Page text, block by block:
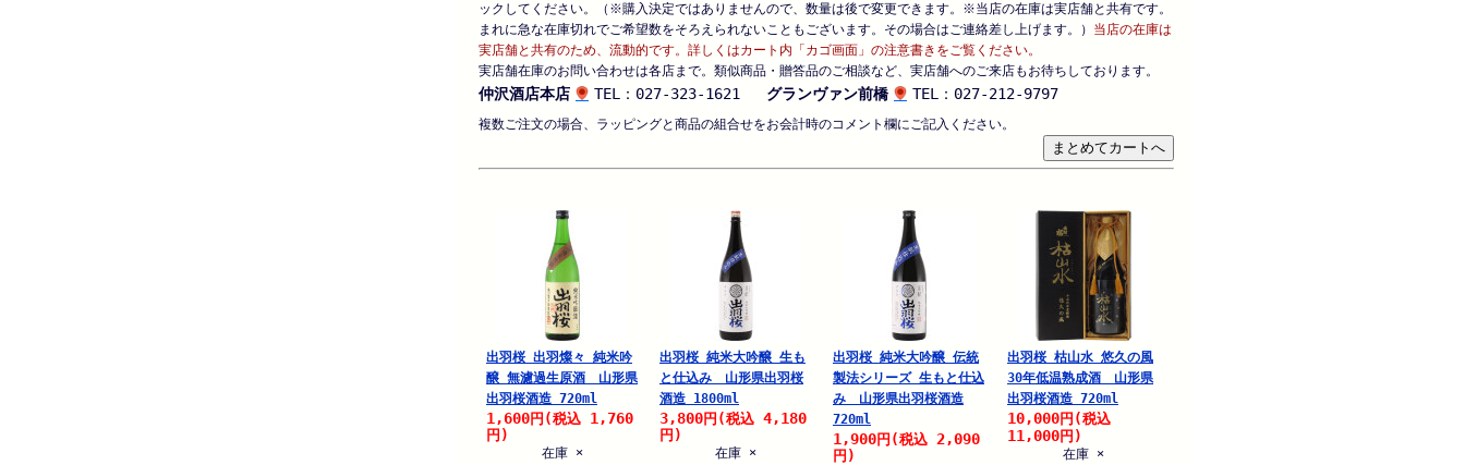
ックしてください。（※購入決定ではありませんので、数量は後で変更できます。※当店の在庫は実店舗と共有です。
まれに急な在庫切れでご希望数をそろえられないこともございます。その場合はご連絡差し上げます。） 当店の在庫は
実店舗と共有のため、流動的です。詳しくはカート内「カゴ画面」の注意書きをご覧ください。
実店舗在庫のお問い合わせは各店まで。類似商品・贈答品のご相談など、実店舗へのご来店もお待ちしております。
仲沢酒店本店 TEL：027-323-1621 グランヴァン前橋 TEL：027-212-9797
複数ご注文の場合、ラッピングと商品の組合せをお会計時のコメント欄にご記入ください。
出羽桜 出羽燦々 純米吟
醸 無濾過生原酒 山形県
出羽桜酒造 720ml
1,600円 (税込 1,760
円)
在庫 ×
出羽桜 純米大吟醸 生も
と仕込み 山形県出羽桜
酒造 1800ml
3,800円 (税込 4,180
円)
在庫 ×
出羽桜 純米大吟醸 伝統
製法シリーズ 生もと仕込
み 山形県出羽桜酒造
720ml
1,900円 (税込 2,090
円)
出羽桜 枯山水 悠久の風
30年低温熟成酒 山形県
出羽桜酒造 720ml
10,000円 (税込
11,000円)
在庫 ×